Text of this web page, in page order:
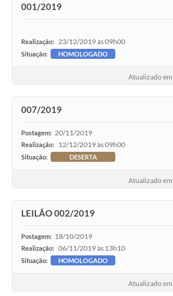
001/2019
Realização: 23/12/2019 às 09h00
Situação: HOMOLOGADO
Atualizado
007/2019
Postagem: 20/11/2019
Realização: 12/12/2019 às 09h00
Situação: DESERTA
Atualizado
LEILÃO 002/2019
Postagem: 18/10/2019
Realização: 06/11/2019 às 13h10
Situação: HOMOLOGADO
Atualizado